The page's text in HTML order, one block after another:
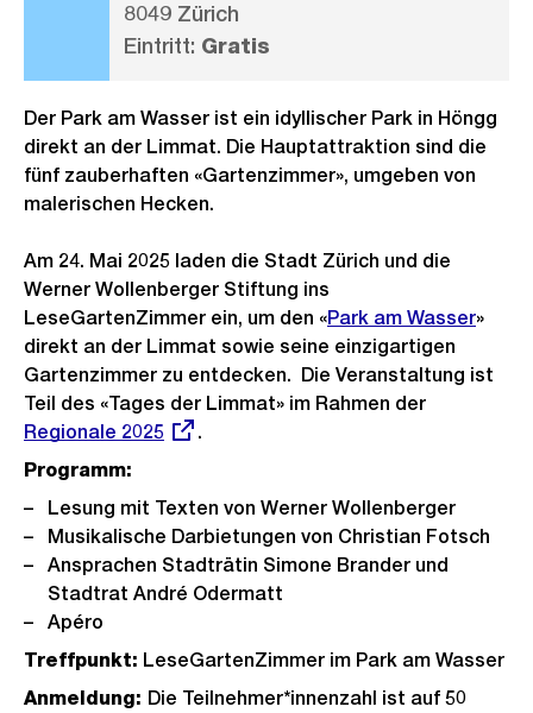
8049 Zürich
Eintritt: Gratis
Der Park am Wasser ist ein idyllischer Park in Höngg
direkt an der Limmat. Die Hauptattraktion sind die
fünf zauberhaften «Gartenzimmer», umgeben von
malerischen Hecken.
Am 24. Mai 2025 laden die Stadt Zürich und die
Werner Wollenberger Stiftung ins
LeseGartenZimmer ein, um den «Park am Wasser»
direkt an der Limmat sowie seine einzigartigen
Gartenzimmer zu entdecken. Die Veranstaltung ist
Teil des «Tages der Limmat» im Rahmen der
Regionale 2025
.
Programm:
Lesung mit Texten von Werner Wollenberger
Musikalische Darbietungen von Christian Fotsch
Ansprachen Stadträtin Simone Brander und
Stadtrat André Odermatt
Apéro
Treffpunkt: LeseGartenZimmer im Park am Wasser
Anmeldung: Die Teilnehmer*innenzahl ist auf 50